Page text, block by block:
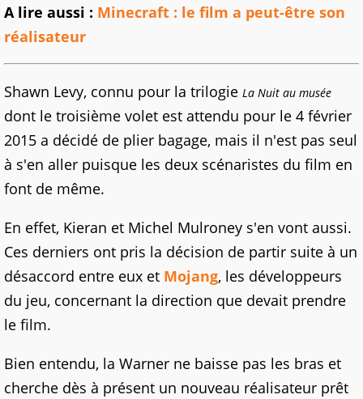
A lire aussi : Minecraft : le film a peut-être son
réalisateur
Shawn Levy, connu pour la trilogie La Nuit au musée
dont le troisième volet est attendu pour le 4 février
2015 a décidé de plier bagage, mais il n'est pas seul
à s'en aller puisque les deux scénaristes du film en
font de même.
En effet, Kieran et Michel Mulroney s'en vont aussi.
Ces derniers ont pris la décision de partir suite à un
désaccord entre eux et Mojang, les développeurs
du jeu, concernant la direction que devait prendre
le film.
Bien entendu, la Warner ne baisse pas les bras et
cherche dès à présent un nouveau réalisateur prêt